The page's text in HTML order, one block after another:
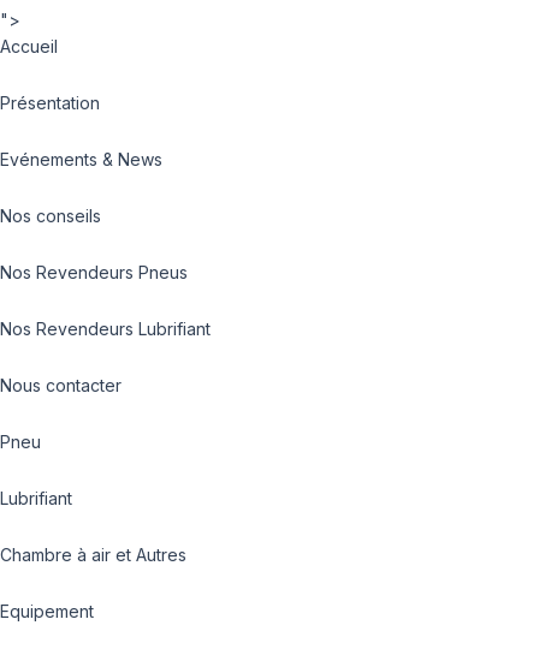
">
Accueil
Présentation
Evénements & News
Nos conseils
Nos Revendeurs Pneus
Nos Revendeurs Lubrifiant
Nous contacter
Pneu
Lubrifiant
Chambre à air et Autres
Equipement